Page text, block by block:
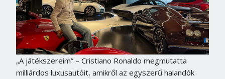
„A játékszereim” – Cristiano Ronaldo megmutatta
milliárdos luxusautóit, amikről az egyszerű halandók